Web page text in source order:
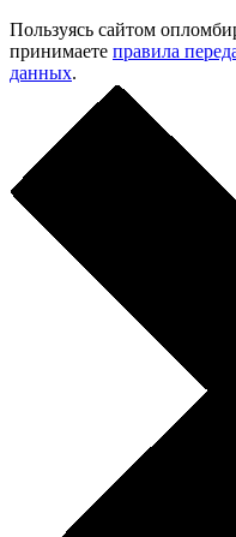
Пользуясь сайтом
принимаете правила
данных.